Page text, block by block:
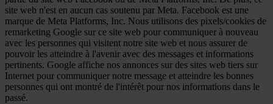
site web n'est en aucun cas soutenu par Meta. Facebook est une
marque de Meta Platforms, Inc. Nous utilisons des pixels/cookies de
remarketing Google sur ce site web pour communiquer à nouveau
avec les personnes qui visitent notre site web et nous assurer de
pouvoir les atteindre à l'avenir avec des messages et informations
pertinents. Google affiche nos annonces sur des sites web tiers sur
Internet pour communiquer notre message et atteindre les bonnes
personnes qui ont montré de l'intérêt pour nos informations dans le
passé.